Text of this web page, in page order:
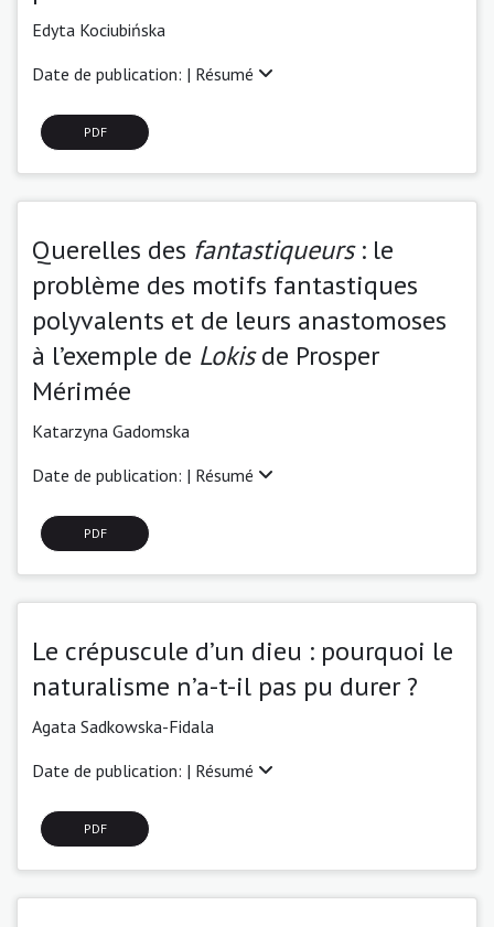
Edyta Kociubińska
Date de publication: | Résumé
PDF
Querelles des fantastiqueurs: le
problème des motifs fantastiques
polyvalents et de leurs anastomoses
à l’exemple de Lokisde Prosper
Mérimée
Katarzyna Gadomska
Date de publication: | Résumé
PDF
Le crépuscule d’un dieu : pourquoi le
naturalisme n’a-t-il pas pu durer ?
Agata Sadkowska-Fidala
Date de publication: | Résumé
PDF